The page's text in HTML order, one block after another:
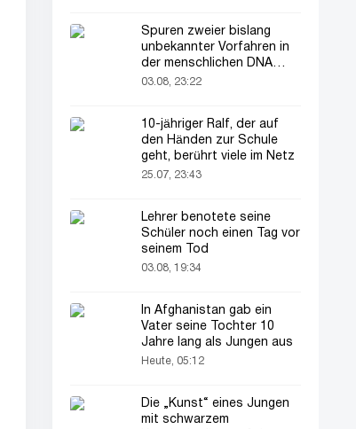
Spuren zweier bislang
unbekannter Vorfahren in
der menschlichen DNA
entdeckt
03.08, 23:22
10-jähriger Ralf, der auf
den Händen zur Schule
geht, berührt viele im Netz
25.07, 23:43
Lehrer benotete seine
Schüler noch einen Tag vor
seinem Tod
03.08, 19:34
In Afghanistan gab ein
Vater seine Tochter 10
Jahre lang als Jungen aus
Heute, 05:12
Die „Kunst“ eines Jungen
mit schwarzem